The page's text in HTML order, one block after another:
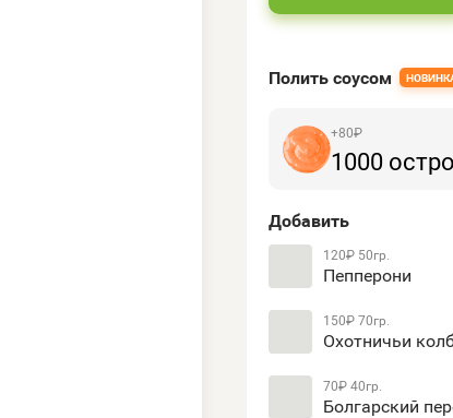
Полить соусом
+80₽
1000
Добавить
120₽50гр.
Пепперони
150₽70гр.
Охотничьи
70₽40гр.
Болгарский